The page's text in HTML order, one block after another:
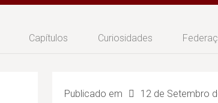
Capítulos Curiosidades
Publicado em 12 de Setembro